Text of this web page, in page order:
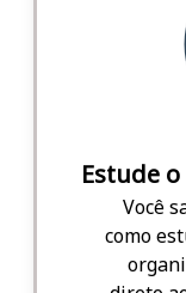
Estude
Você
como